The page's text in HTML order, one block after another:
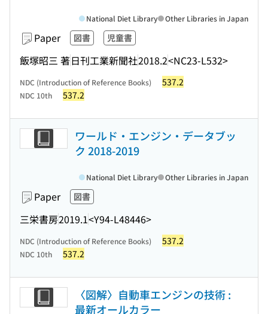
Paper 図書 児童書
飯塚昭三 著日刊工業新聞社2018.2<NC23-L532>
National Diet Library Other Libraries in Japan
NDC (Introduction of Reference Books) 537.2
NDC 10th 537.2
ワールド・エンジン・データブッ
ク 2018-2019
Paper 図書
三栄書房2019.1<Y94-L48446>
National Diet Library Other Libraries in Japan
NDC (Introduction of Reference Books) 537.2
NDC 10th 537.2
〈図解〉自動車エンジンの技術 :
最新オールカラー